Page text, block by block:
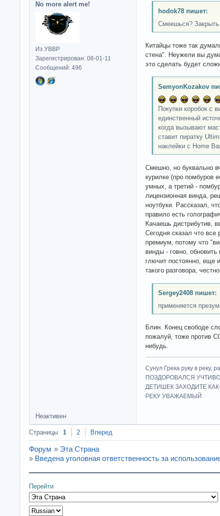
No more alert me!
Из УВВР
Зарегистрирован: 08-01-11
Сообщений: 496
hodok78 пишет:
Смеешься? Закрыть
Китайцы тоже так
стена". Неужели вы
это сделать будет
SemyonKozakov
Покупки коробок с
единственный
когда вызывают
ставит пиратку
наклейки с Home
Смешно, но буквально
курилке (про помбуров
умных, а третий -
лицензионная винда,
ноутбуки. Рассказал,
правило есть
Качаешь дистрибутив,
Сегодня сказал что все
премиум, потому что
винды - говно, обновить
глючит постоянно, еще
такого разговора,
Sergey2408 пишет:
применяется
Блин. Конец свободе
пожалуй, тоже против
нибудь.
Сунул Грека руку в
ПОЗДОРОВАЛСЯ
ДЕТИШЕК ЗАХОДИТЕ
РЕКУ УВАЖАЕМЫЙ
Неактивен
Страницы 1 2 Вперед
Форум » Эта Страна
» Введена уголовная ответственность за
Перейти